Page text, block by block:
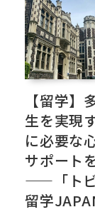
【留学】
生を実現
に必要な
サポート
——「トビ
留学